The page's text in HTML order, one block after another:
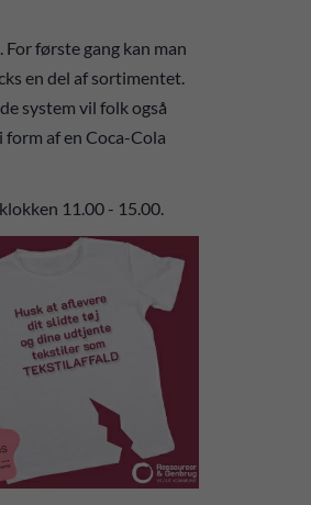
første gang kan man
en del af sortimentet.
system vil folk også
form af en Coca-Cola
11.00 - 15.00.